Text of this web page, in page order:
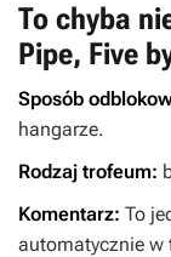
To chyba
Pipe, Five
Sposób
hangarze.
Rodzaj trofeum:
Komentarz: To
automatycznie w